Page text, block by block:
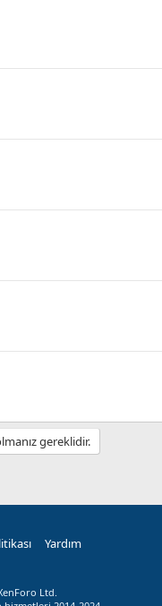
gereklidir.
Yardım
Ltd.